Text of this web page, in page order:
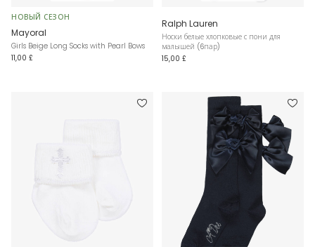
НОВЫЙ СЕЗОН
Mayoral
Girls Beige Long Socks with Pearl Bows
11,00 £
Ralph Lauren
Носки белые хлопковые с пони для
малышей (6пар)
15,00 £